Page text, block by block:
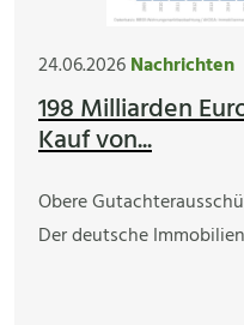
24.06.2026Nachrichten
198 Milliarden
Kauf von...
Obere
Der deutsche